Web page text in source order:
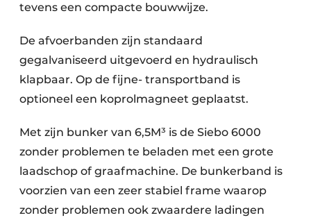
tevens een compacte bouwwijze.
De afvoerbanden zijn standaard
gegalvaniseerd uitgevoerd en hydraulisch
klapbaar. Op de fijne- transportband is
optioneel een koprolmagneet geplaatst.
Met zijn bunker van 6,5M³ is de Siebo 6000
zonder problemen te beladen met een grote
laadschop of graafmachine. De bunkerband is
voorzien van een zeer stabiel frame waarop
zonder problemen ook zwaardere ladingen